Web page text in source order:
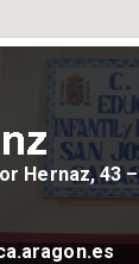
Hernaz, 43